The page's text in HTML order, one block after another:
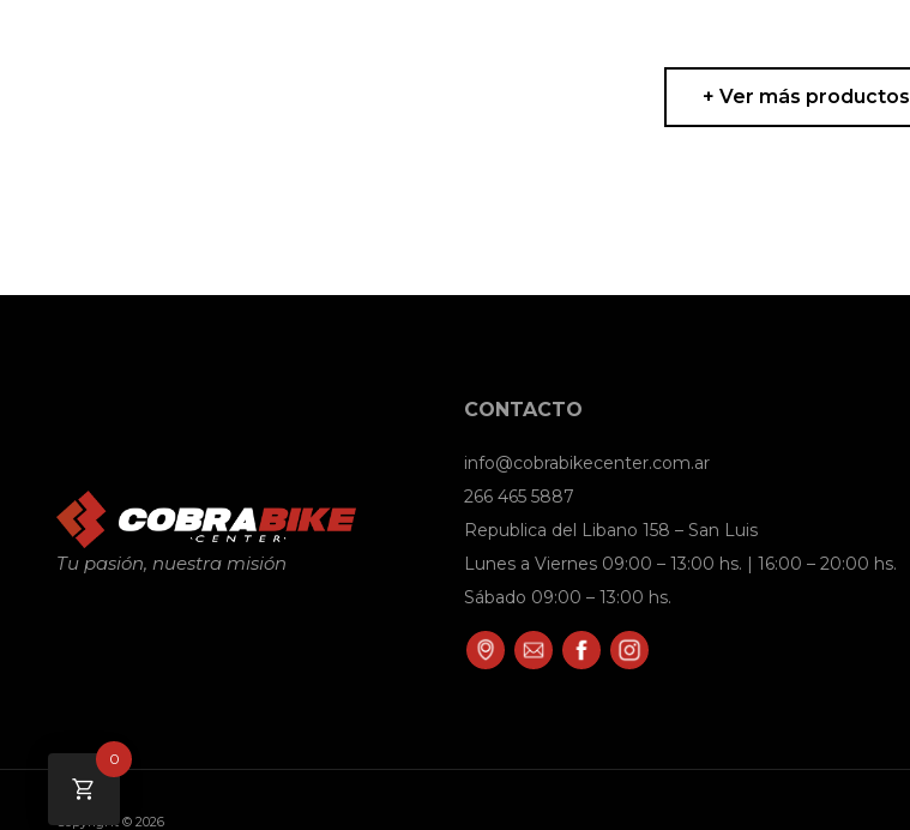
+ Ver más productos
Tu pasión, nuestra misión
CONTACTO
info@cobrabikecenter.com.ar
266 465 5887
Republica del Libano 158 – San Luis
Lunes a Viernes 09:00 – 13:00 hs. | 16:00 – 20:00 hs.
Sábado 09:00 – 13:00 hs.
Copyright © 2026
0